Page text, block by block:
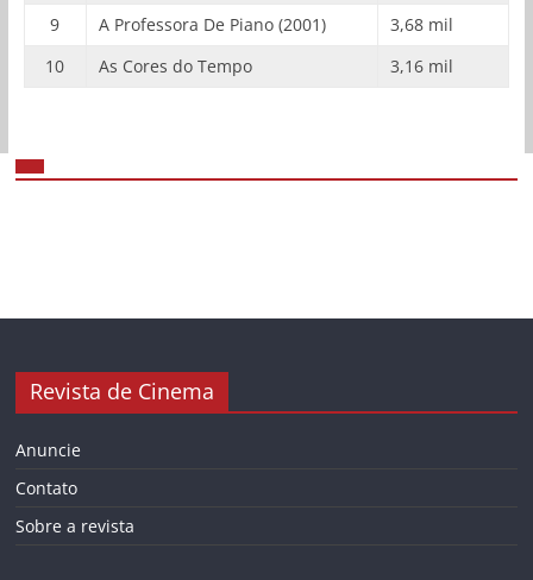
9
A Professora De Piano (2001)
3,68 mil
10
As Cores do Tempo 3,16 mil
Revista de Cinema
Anuncie
Contato
Sobre a revista